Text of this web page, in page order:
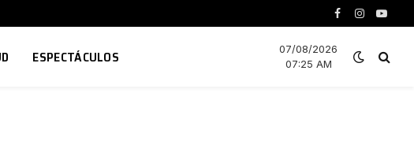
Facebook
Instagram
ESPECTÁCULOS
07/08/2026
07:25 AM